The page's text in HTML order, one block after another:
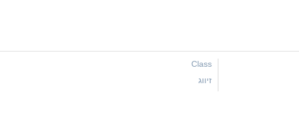
Class
זיווג